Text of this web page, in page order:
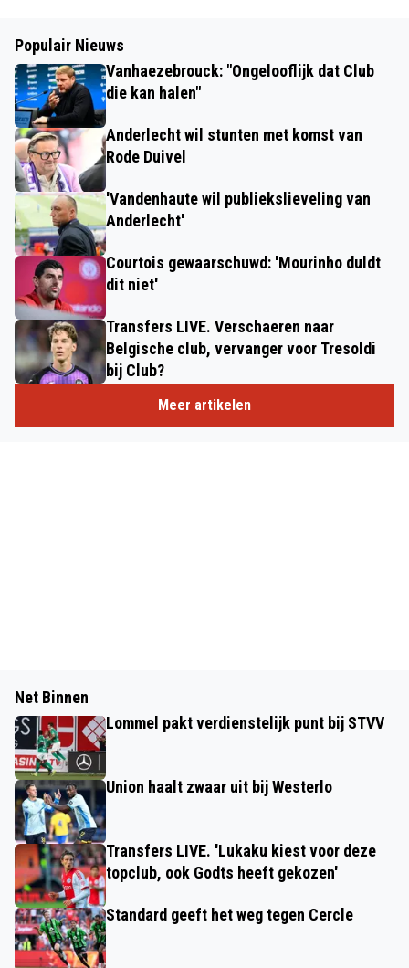
Populair Nieuws
Vanhaezebrouck: "Ongelooflijk dat Club
die kan halen"
Anderlecht wil stunten met komst van
Rode Duivel
'Vandenhaute wil publiekslieveling van
Anderlecht'
Courtois gewaarschuwd: 'Mourinho duldt
dit niet'
Transfers LIVE. Verschaeren naar
Belgische club, vervanger voor Tresoldi
bij Club?
Meer artikelen
Net Binnen
Lommel pakt verdienstelijk punt bij STVV
Union haalt zwaar uit bij Westerlo
Transfers LIVE. 'Lukaku kiest voor deze
topclub, ook Godts heeft gekozen'
Standard geeft het weg tegen Cercle